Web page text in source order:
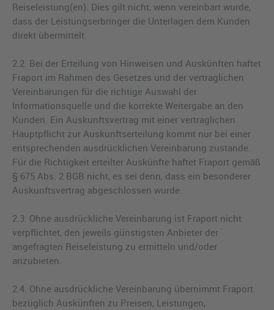
Reiseleistung(en). Dies gilt nicht, wenn vereinbart wurde,
dass der Leistungserbringer die Unterlagen dem Kunden
direkt übermittelt.
2.2. Bei der Erteilung von Hinweisen und Auskünften haftet
Fraport im Rahmen des Gesetzes und der vertraglichen
Vereinbarungen für die richtige Auswahl der
Informationsquelle und die korrekte Weitergabe an den
Kunden. Ein Auskunftsvertrag mit einer vertraglichen
Hauptpflicht zur Auskunftserteilung kommt nur bei einer
entsprechenden ausdrücklichen Vereinbarung zustande.
Für die Richtigkeit erteilter Auskünfte haftet Fraport gemäß
§ 675 Abs. 2 BGB nicht, es sei denn, dass ein besonderer
Auskunftsvertrag abgeschlossen wurde.
2.3. Ohne ausdrückliche Vereinbarung ist Fraport nicht
verpflichtet, den jeweils günstigsten Anbieter der
angefragten Reiseleistung zu ermitteln und/oder
anzubieten.
2.4. Ohne ausdrückliche Vereinbarung übernimmt Fraport
bezüglich Auskünften zu Preisen, Leistungen,